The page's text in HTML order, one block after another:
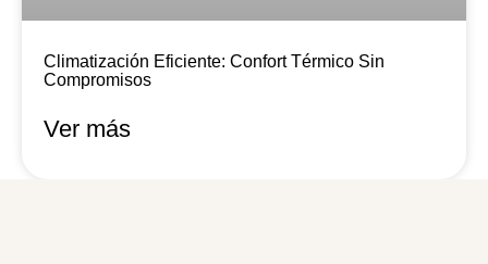
Climatización Eficiente: Confort Térmico Sin
Compromisos
Ver más